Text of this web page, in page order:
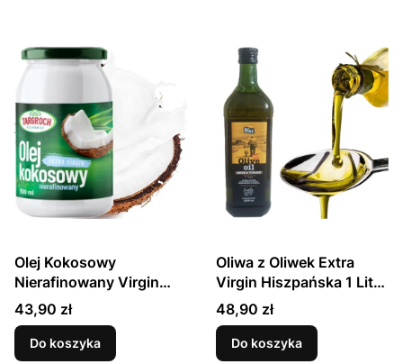
Olej Kokosowy
Nierafinowany Virgin
900ml TARGROCH
Cena
43,90 zł
Do koszyka
Oliwa z Oliwek Extra
Virgin Hiszpańska 1 Litr
KIER
Cena
48,90 zł
Do koszyka